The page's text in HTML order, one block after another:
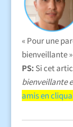
« Pour une
bienveillante
PS: Si cet
bienveillante
amis en